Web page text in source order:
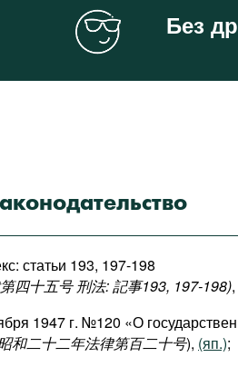
Без
статьи 193, 197-198
四十五号 刑法: 記事193, 197-198),
1947 г. №120 «О
和二十二年法律第百二十号), (яп.);